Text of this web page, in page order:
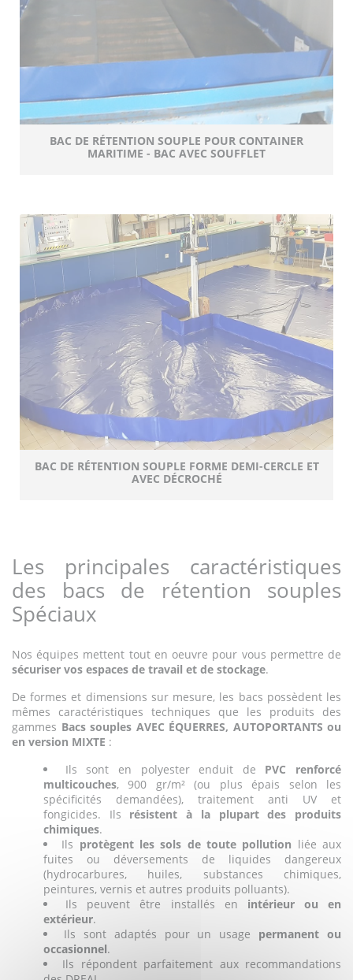
BAC DE RÉTENTION SOUPLE POUR CONTAINER
MARITIME - BAC AVEC SOUFFLET
BAC DE RÉTENTION SOUPLE FORME DEMI-CERCLE ET
AVEC DÉCROCHÉ
Les principales caractéristiques
des bacs de rétention souples
Spéciaux
Nos équipes mettent tout en oeuvre pour vous permettre de
sécuriser vos espaces de travail et de stockage.
De formes et dimensions sur mesure, les bacs possèdent les
mêmes caractéristiques techniques que les produits des
gammes Bacs souples AVEC ÉQUERRES, AUTOPORTANTS ou
en version MIXTE :
Ils sont en polyester enduit de PVC renforcé
multicouches, 900 gr/m² (ou plus épais selon les
spécificités demandées), traitement anti UV et
fongicides. Ils résistent à la plupart des produits
chimiques.
Ils protègent les sols de toute pollution liée aux
fuites ou déversements de liquides dangereux
(hydrocarbures, huiles, substances chimiques,
peintures, vernis et autres produits polluants).
Ils peuvent être installés en intérieur ou en
extérieur.
Ils sont adaptés pour un usage permanent ou
occasionnel.
Ils répondent parfaitement aux recommandations